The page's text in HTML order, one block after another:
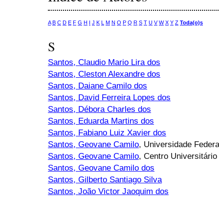
A B C D E F G H I J K L M N O P Q R S T U V W X Y Z Toda(o)s
S
Santos, Claudio Mario Lira dos
Santos, Cleston Alexandre dos
Santos, Daiane Camilo dos
Santos, David Ferreira Lopes dos
Santos, Débora Charles dos
Santos, Eduarda Martins dos
Santos, Fabiano Luiz Xavier dos
Santos, Geovane Camilo, Universidade
Santos, Geovane Camilo, Centro
Santos, Geovane Camilo dos
Santos, Gilberto Santiago Silva
Santos, João Victor Jaoquim dos